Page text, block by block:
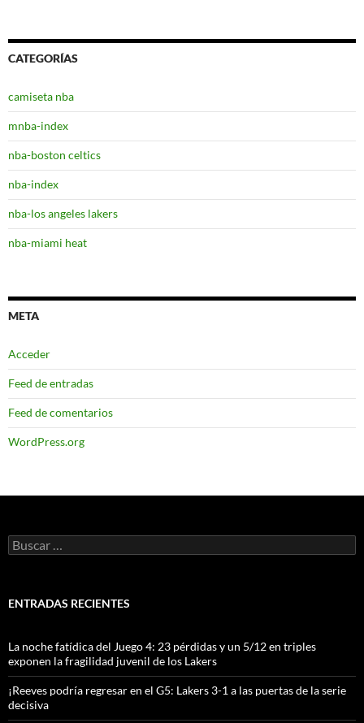
CATEGORÍAS
camiseta nba
mnba-index
nba-boston celtics
nba-index
nba-los angeles lakers
nba-miami heat
META
Acceder
Feed de entradas
Feed de comentarios
WordPress.org
Buscar:
ENTRADAS RECIENTES
La noche fatídica del Juego 4: 23 pérdidas y un 5/12 en triples
exponen la fragilidad juvenil de los Lakers
¡Reeves podría regresar en el G5: Lakers 3-1 a las puertas de la serie
decisiva